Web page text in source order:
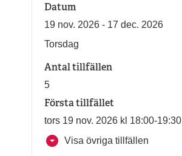
Datum
19 nov. 2026 - 17 dec. 2026
Torsdag
Antal tillfällen
5
Första tillfället
tors 19 nov. 2026 kl 18:00-19:30
Visa övriga tillfällen